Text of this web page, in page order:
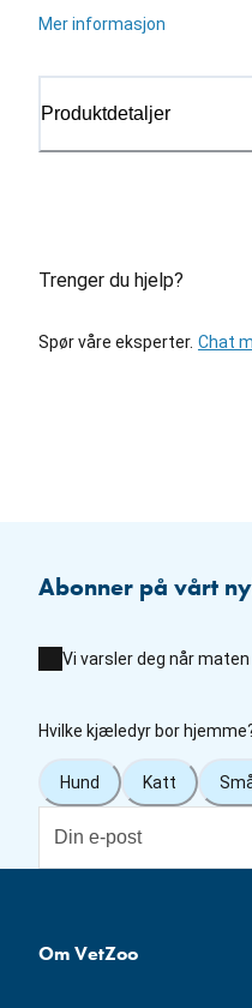
Mer informasjon
Produktdetaljer
Trenger du hjelp?
Spør våre eksperter. Chat
Abonner på vårt
Vi varsler deg når maten
Hvilke kjæledyr bor
Hund Katt
Om VetZoo